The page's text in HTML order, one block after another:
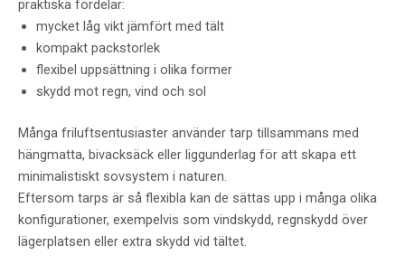
praktiska fördelar:
mycket låg vikt jämfört med tält
kompakt packstorlek
flexibel uppsättning i olika former
skydd mot regn, vind och sol
Många friluftsentusiaster använder tarp tillsammans med
hängmatta, bivacksäck eller liggunderlag för att skapa ett
minimalistiskt sovsystem i naturen.
Eftersom tarps är så flexibla kan de sättas upp i många olika
konfigurationer, exempelvis som vindskydd, regnskydd över
lägerplatsen eller extra skydd vid tältet.